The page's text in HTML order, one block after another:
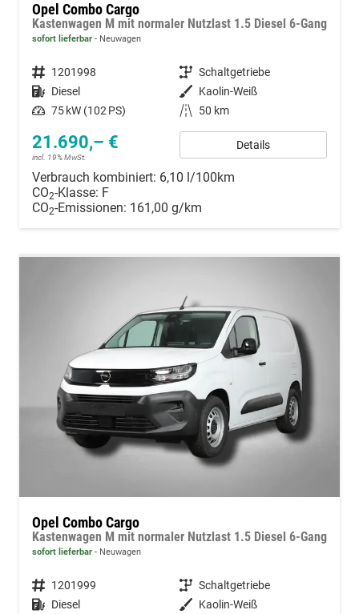
Opel Combo Cargo
Kastenwagen M mit normaler Nutzlast 1.5 Diesel 6-Gang
sofort lieferbar Neuwagen
Fahrzeugnummer 1201998 Getriebe Schaltgetriebe
Kraftstoff Diesel Außenfarbe Kaolin-Weiß
Leistung 75 kW (102 PS) Kilometerstand 50 km
21.690,– €
incl. 19% MwSt.
Details
Verbrauch kombiniert: 6,10 l/100km
CO2-Klasse: F
CO2-Emissionen: 161,00 g/km
Opel Combo Cargo
Kastenwagen M mit normaler Nutzlast 1.5 Diesel 6-Gang
sofort lieferbar Neuwagen
Fahrzeugnummer 1201999 Getriebe Schaltgetriebe
Kraftstoff Diesel Außenfarbe Kaolin-Weiß